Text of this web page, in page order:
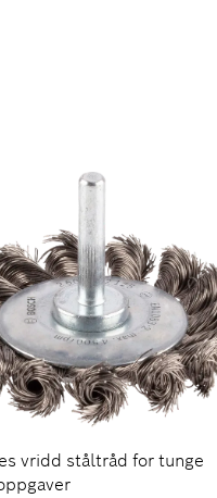
vridd ståltråd for tunge